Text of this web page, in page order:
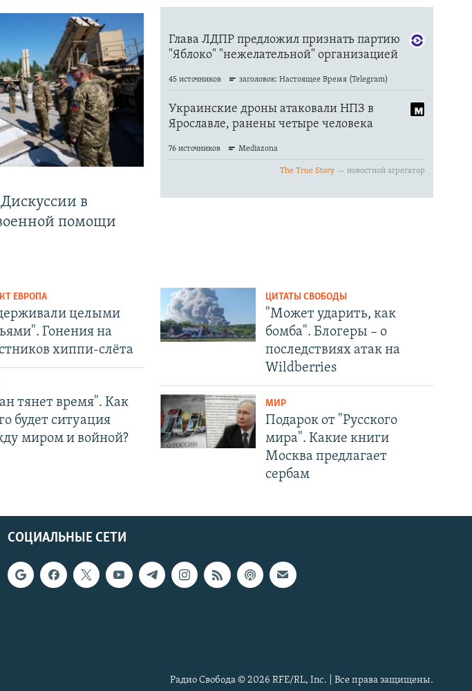
в
помощи
ЕВРОПА
целыми
Гонения на
хиппи-слёта
тянет время". Как
будет ситуация
миром и войной?
ЦИТАТЫ СВОБОДЫ
"Может ударить, как
бомба". Блогеры – о
последствиях атак на
Wildberries
МИР
Подарок от "Русского
мира". Какие книги
Москва предлагает
сербам
СОЦИАЛЬНЫЕ СЕТИ
Радио Свобода © 2026 RFE/RL, Inc. | Все права защищены.